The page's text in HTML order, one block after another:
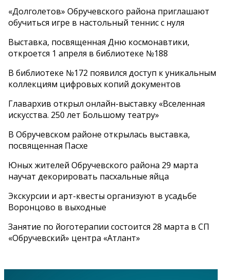
«Долголетов» Обручевского района приглашают
обучиться игре в настольный теннис с нуля
Выставка, посвященная Дню космонавтики,
откроется 1 апреля в библиотеке №188
В библиотеке №172 появился доступ к уникальным
коллекциям цифровых копий документов
Главархив открыл онлайн-выставку «Вселенная
искусства. 250 лет Большому театру»
В Обручевском районе открылась выставка,
посвященная Пасхе
Юных жителей Обручевского района 29 марта
научат декорировать пасхальные яйца
Экскурсии и арт-квесты организуют в усадьбе
Воронцово в выходные
Занятие по йоготерапии состоится 28 марта в СП
«Обручевский» центра «Атлант»